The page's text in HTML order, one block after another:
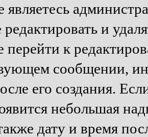
являетесь
и
к
сообщении,
его создания.
небольшая
дату и время